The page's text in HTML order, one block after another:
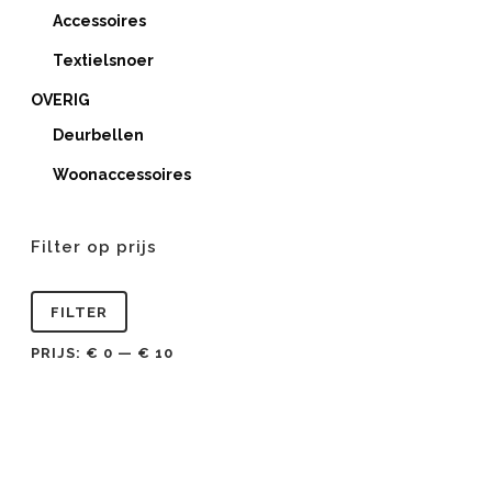
Accessoires
Textielsnoer
OVERIG
Deurbellen
Woonaccessoires
Filter op prijs
Min.
prijs
Max.
prijs
FILTER
PRIJS: € 0 — € 10